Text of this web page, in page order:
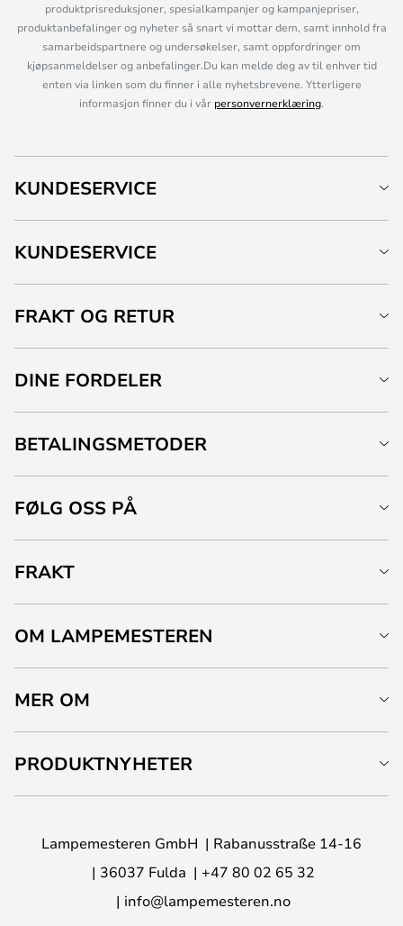
produktprisreduksjoner, spesialkampanjer og kampanjepriser,
produktanbefalinger og nyheter så snart vi mottar dem, samt innhold fra
samarbeidspartnere og undersøkelser, samt oppfordringer om
kjøpsanmeldelser og anbefalinger.Du kan melde deg av til enhver tid
enten via linken som du finner i alle nyhetsbrevene. Ytterligere
informasjon finner du i vår personvernerklæring.
KUNDESERVICE
KUNDESERVICE
FRAKT OG RETUR
DINE FORDELER
BETALINGSMETODER
FØLG OSS PÅ
FRAKT
OM LAMPEMESTEREN
MER OM
PRODUKTNYHETER
Lampemesteren GmbH
Rabanusstraße 14-16
36037 Fulda
+47 80 02 65 32
info@lampemesteren.no